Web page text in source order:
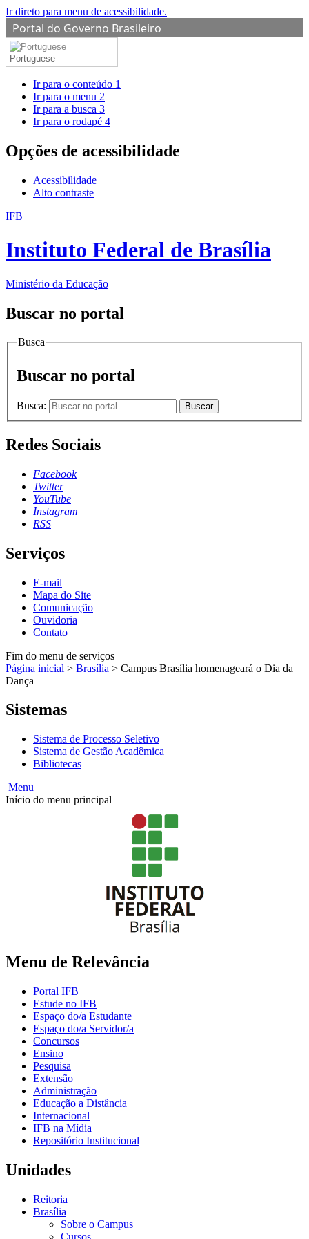
Ir direto para menu de acessibilidade.
Portal do Governo Brasileiro
Portuguese
Ir para o conteúdo 1
Ir para o menu 2
Ir para a busca 3
Ir para o rodapé 4
Opções de acessibilidade
Acessibilidade
Alto contraste
IFB
Instituto Federal de Brasília
Ministério da Educação
Buscar no portal
Busca
Buscar no portal
Busca: Buscar
Redes Sociais
Facebook
Twitter
YouTube
Instagram
RSS
Serviços
E-mail
Mapa do Site
Comunicação
Ouvidoria
Contato
Fim do menu de serviços
Página inicial > Brasília > Campus Brasília homenageará o Dia da
Dança
Sistemas
Sistema de Processo Seletivo
Sistema de Gestão Acadêmica
Bibliotecas
Menu
Início do menu principal
Menu de Relevância
Portal IFB
Estude no IFB
Espaço do/a Estudante
Espaço do/a Servidor/a
Concursos
Ensino
Pesquisa
Extensão
Administração
Educação a Distância
Internacional
IFB na Mídia
Repositório Institucional
Unidades
Reitoria
Brasília
Sobre o Campus
Cursos